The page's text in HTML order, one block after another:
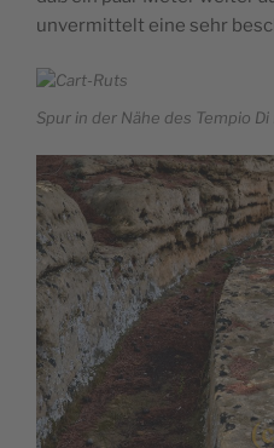
unvermittelt eine sehr
Spur in der Nähe des Tempio Di